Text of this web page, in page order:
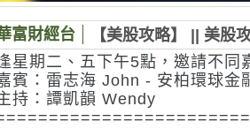
富財經台
【美股攻略】 || 美
星期二、五下午5點，邀請不同
賓：雷志海 John - 安柏環球
持：譚凱韻 Wendy